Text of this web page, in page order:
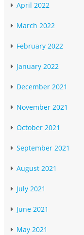
April 2022
March 2022
February 2022
January 2022
December 2021
November 2021
October 2021
September 2021
August 2021
July 2021
June 2021
May 2021